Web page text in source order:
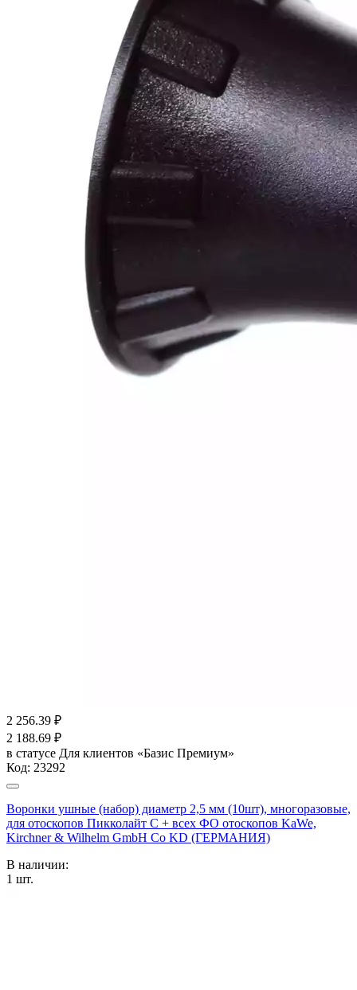
2 256.39 ₽
2 188.69 ₽
в статусе Для клиентов «Базис Премиум»
Код: 23292
Воронки ушные (набор) диаметр 2,5 мм (10шт), многоразовые,
для отоскопов Пикколайт С + всех ФО отоскопов KaWe,
Kirchner & Wilhelm GmbH Co KD (ГЕРМАНИЯ)
В наличии:
1 шт.